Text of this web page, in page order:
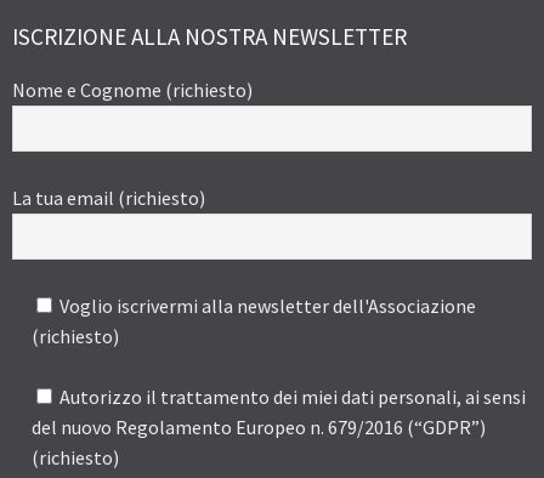
ISCRIZIONE ALLA NOSTRA NEWSLETTER
Nome e Cognome (richiesto)
La tua email (richiesto)
Voglio iscrivermi alla newsletter dell'Associazione
(richiesto)
Autorizzo il trattamento dei miei dati personali, ai sensi
del nuovo Regolamento Europeo n. 679/2016 (“GDPR”)
(richiesto)